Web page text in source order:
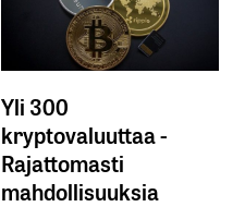
Yli 300
kryptovaluuttaa -
Rajattomasti
mahdollisuuksia